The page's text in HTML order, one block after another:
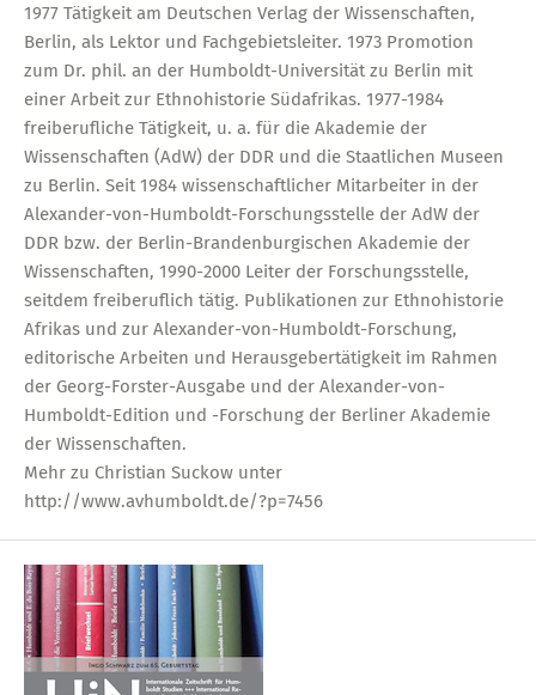
1977 Tätigkeit am Deutschen Verlag der Wissenschaften,
Berlin, als Lektor und Fachgebietsleiter. 1973 Promotion
zum Dr. phil. an der Humboldt-Universität zu Berlin mit
einer Arbeit zur Ethnohistorie Südafrikas. 1977-1984
freiberufliche Tätigkeit, u. a. für die Akademie der
Wissenschaften (AdW) der DDR und die Staatlichen Museen
zu Berlin. Seit 1984 wissenschaftlicher Mitarbeiter in der
Alexander-von-Humboldt-Forschungsstelle der AdW der
DDR bzw. der Berlin-Brandenburgischen Akademie der
Wissenschaften, 1990-2000 Leiter der Forschungsstelle,
seitdem freiberuflich tätig. Publikationen zur Ethnohistorie
Afrikas und zur Alexander-von-Humboldt-Forschung,
editorische Arbeiten und Herausgebertätigkeit im Rahmen
der Georg-Forster-Ausgabe und der Alexander-von-
Humboldt-Edition und -Forschung der Berliner Akademie
der Wissenschaften.
Mehr zu Christian Suckow unter
http://www.avhumboldt.de/?p=7456